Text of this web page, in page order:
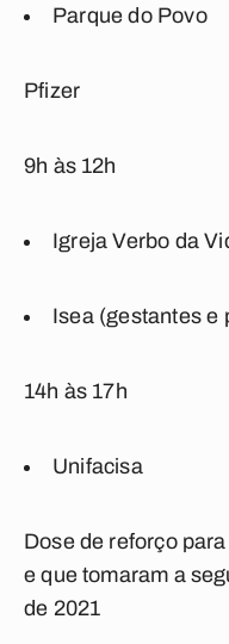
Parque do Povo
Pfizer
9h às 12h
Igreja Verbo da
Isea (gestantes e
14h às 17h
Unifacisa
Dose de reforço
e que tomaram a
de 2021